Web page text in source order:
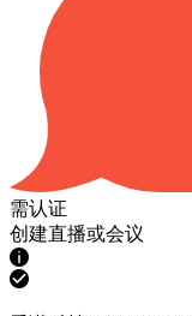
需认证
创建直播或会议